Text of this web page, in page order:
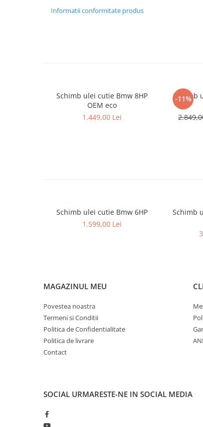
Informatii conformitate produs
Schimb ulei cutie Bmw 8HP
OEM eco
1.449,00 Lei
-11%
Schimb
Schimb ulei cutie Bmw 6HP
1.599,00 Lei
Schimb
MAGAZINUL MEU
Povestea noastra
Termeni si Conditii
Politica de Confidentialitate
Politica de livrare
Contact
SOCIAL URMARESTE-NE IN SOCIAL MEDIA